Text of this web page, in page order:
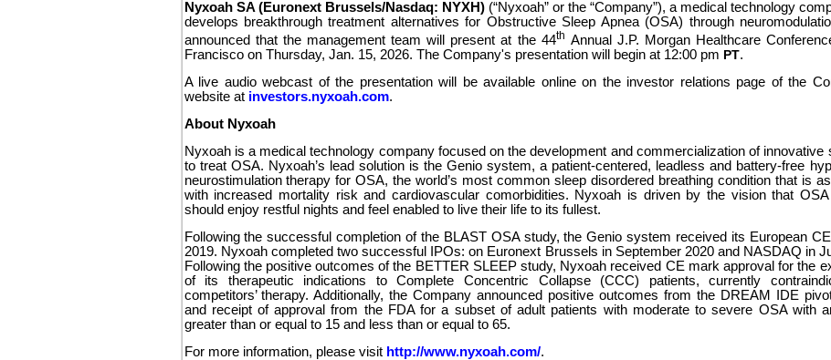
Nyxoah SA (Euronext Brussels/Nasdaq: NYXH)(“Nyxoah” or the “Company”), a medical technology
develops breakthrough treatment alternatives for Obstructive Sleep Apnea (OSA) through
announced that the management team will present at the 44th Annual J.P. Morgan Healthcare
Francisco on Thursday, Jan. 15, 2026. The Company's presentation will begin at 12:00 pm PT.
A live audio webcast of the presentation will be available online on the investor relations page of the
website at investors.nyxoah.com.
About Nyxoah
Nyxoah is a medical technology company focused on the development and commercialization of innovative
to treat OSA. Nyxoah’s lead solution is the Genio system, a patient-centered, leadless and battery-free
neurostimulation therapy for OSA, the world’s most common sleep disordered breathing condition that is
with increased mortality risk and cardiovascular comorbidities. Nyxoah is driven by the vision that OSA
should enjoy restful nights and feel enabled to live their life to its fullest.
Following the successful completion of the BLAST OSA study, the Genio system received its European
2019. Nyxoah completed two successful IPOs: on Euronext Brussels in September 2020 and NASDAQ in
Following the positive outcomes of the BETTER SLEEP study, Nyxoah received CE mark approval for the
of its therapeutic indications to Complete Concentric Collapse (CCC) patients, currently
competitors’ therapy. Additionally, the Company announced positive outcomes from the DREAM IDE
and receipt of approval from the FDA for a subset of adult patients with moderate to severe OSA with
greater than or equal to 15 and less than or equal to 65.
For more information, please visit http://www.nyxoah.com/.